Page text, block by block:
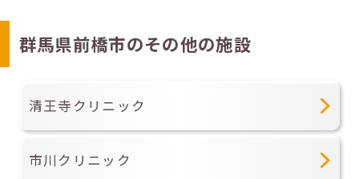
群馬県前橋市のその他の施設
清王寺クリニック
市川クリニック